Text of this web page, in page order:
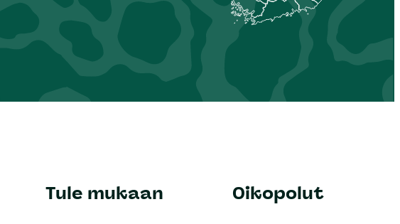
Tule mukaan Oikopolut